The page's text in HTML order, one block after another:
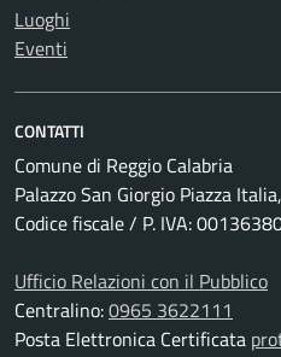
Luoghi
Eventi
CONTATTI
Comune di Reggio Calabria
Palazzo San Giorgio Piazza
Codice fiscale / P. IVA:
Ufficio Relazioni con il Pubblico
Centralino:0965 3622111
Posta Elettronica Certificata